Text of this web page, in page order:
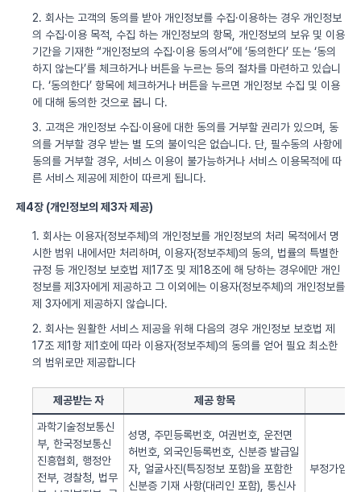
2. 회사는 고객의 동의를 받아 개인정보를 수집·이용하는 경우 개인정보
의 수집·이용 목적, 수집 하는 개인정보의 항목, 개인정보의 보유 및 이용
기간을 기재한 “개인정보의 수집·이용 동의서”에 ‘동의한다’ 또는 ‘동의
하지 않는다’를 체크하거나 버튼을 누르는 등의 절차를 마련하고 있습니
다. ‘동의한다’ 항목에 체크하거나 버튼을 누르면 개인정보 수집 및 이용
에 대해 동의한 것으로 봅니 다.
3. 고객은 개인정보 수집·이용에 대한 동의를 거부할 권리가 있으며, 동
의를 거부할 경우 받는 별 도의 불이익은 없습니다. 단, 필수동의 사항에
동의를 거부할 경우, 서비스 이용이 불가능하거나 서비스 이용목적에 따
른 서비스 제공에 제한이 따르게 됩니다.
제4장 (개인정보의 제3자 제공)
1. 회사는 이용자(정보주체)의 개인정보를 개인정보의 처리 목적에서 명
시한 범위 내에서만 처리하며, 이용자(정보주체)의 동의, 법률의 특별한
규정 등 개인정보 보호법 제17조 및 제18조에 해 당하는 경우에만 개인
정보를 제3자에게 제공하고 그 이외에는 이용자(정보주체)의 개인정보를
제 3자에게 제공하지 않습니다.
2. 회사는 원활한 서비스 제공을 위해 다음의 경우 개인정보 보호법 제
17조 제1항 제1호에 따라 이용자(정보주체)의 동의를 얻어 필요 최소한
의 범위로만 제공합니다
제공받는 자 제공 항목
과학기술정보통신
부, 한국정보통신
진흥협회, 행정안
전부, 경찰청, 법무
성명, 주민등록번호, 여권번호, 운전면
허번호, 외국인등록번호, 신분증 발급일
자, 얼굴사진(특징정보 포함)을 포함한
신분증 기재 사항(대리인 포함), 통신사
부정가입